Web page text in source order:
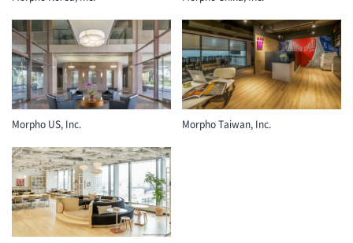
Morpho US, Inc. Morpho Taiwan, Inc.